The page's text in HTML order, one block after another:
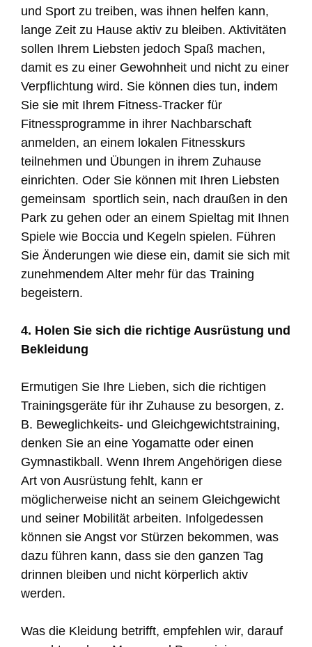
und Sport zu treiben, was ihnen helfen kann,
lange Zeit zu Hause aktiv zu bleiben. Aktivitäten
sollen Ihrem Liebsten jedoch Spaß machen,
damit es zu einer Gewohnheit und nicht zu einer
Verpflichtung wird. Sie können dies tun, indem
Sie sie mit Ihrem Fitness-Tracker für
Fitnessprogramme in ihrer Nachbarschaft
anmelden, an einem lokalen Fitnesskurs
teilnehmen und Übungen in ihrem Zuhause
einrichten. Oder Sie können mit Ihren Liebsten
gemeinsam sportlich sein, nach draußen in den
Park zu gehen oder an einem Spieltag mit Ihnen
Spiele wie Boccia und Kegeln spielen. Führen
Sie Änderungen wie diese ein, damit sie sich mit
zunehmendem Alter mehr für das Training
begeistern.
4. Holen Sie sich die richtige Ausrüstung und
Bekleidung
Ermutigen Sie Ihre Lieben, sich die richtigen
Trainingsgeräte für ihr Zuhause zu besorgen, z.
B. Beweglichkeits- und Gleichgewichtstraining,
denken Sie an eine Yogamatte oder einen
Gymnastikball. Wenn Ihrem Angehörigen diese
Art von Ausrüstung fehlt, kann er
möglicherweise nicht an seinem Gleichgewicht
und seiner Mobilität arbeiten. Infolgedessen
können sie Angst vor Stürzen bekommen, was
dazu führen kann, dass sie den ganzen Tag
drinnen bleiben und nicht körperlich aktiv
werden.
Was die Kleidung betrifft, empfehlen wir, darauf